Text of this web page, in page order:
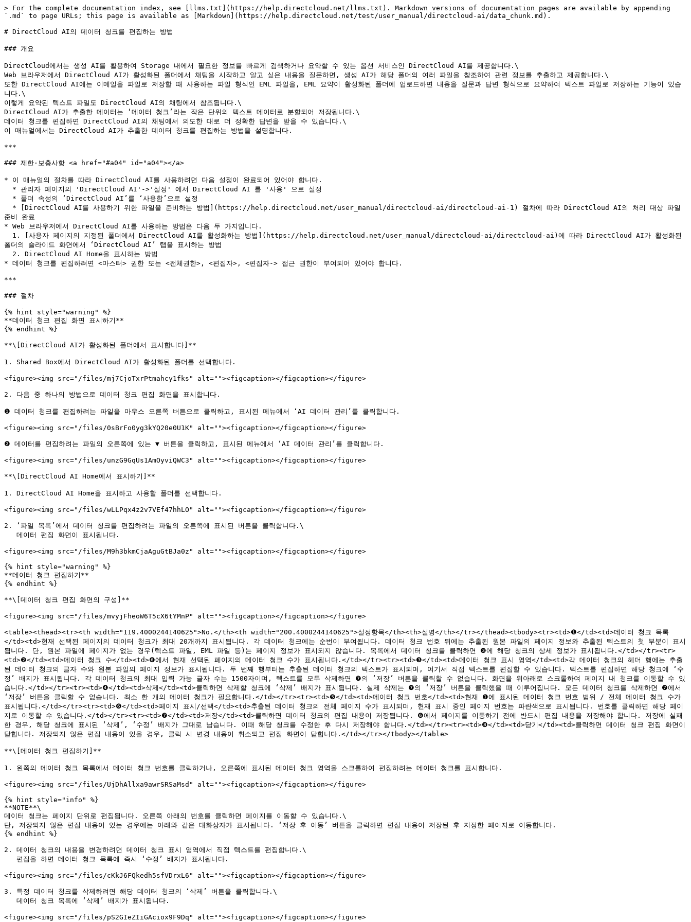
> For the complete documentation index, see [llms.txt](https://help.directcloud.net/llms.txt). Markdown versions of documentation pages are available by appending
`.md` to page URLs; this page is available as [Markdown](https://help.directcloud.net/test/user_manual/directcloud-ai/data_chunk.md).
# DirectCloud AI의 데이터 청크를 편집하는 방법
### 개요
DirectCloud에서는 생성 AI를 활용하여 Storage 내에서 필요한 정보를 빠르게 검색하거나 요약할 수 있는 옵션 서비스인 DirectCloud AI를 제공합니다.\
Web 브라우저에서 DirectCloud AI가 활성화된 폴더에서 채팅을 시작하고 알고 싶은 내용을 질문하면, 생성 AI가 해당 폴더의 여러 파일을 참조하여 관련 정보를 추출하고 제공합니다.\
또한 DirectCloud AI에는 이메일을 파일로 저장할 때 사용하는 파일 형식인 EML 파일을, EML 요약이 활성화된 폴더에 업로드하면 내용을 질문과 답변 형식으로 요약하여 텍스트 파일로 저장하는 기능이 있습
니다.\
이렇게 요약된 텍스트 파일도 DirectCloud AI의 채팅에서 참조됩니다.\
DirectCloud AI가 추출한 데이터는 ‘데이터 청크’라는 작은 단위의 텍스트 데이터로 분할되어 저장됩니다.\
데이터 청크를 편집하면 DirectCloud AI의 채팅에서 의도한 대로 더 정확한 답변을 받을 수 있습니다.\
이 매뉴얼에서는 DirectCloud AI가 추출한 데이터 청크를 편집하는 방법을 설명합니다.
***
### 제한·보충사항 <a href="#a04" id="a04"></a>
* 이 매뉴얼의 절차를 따라 DirectCloud AI를 사용하려면 다음 설정이 완료되어 있어야 합니다.
준비 완료
* Web 브라우저에서 DirectCloud AI를 사용하는 방법은 다음 두 가지입니다.
폴더의 슬라이드 화면에서 ‘DirectCloud AI’ 탭을 표시하는 방법
* 데이터 청크를 편집하려면 <마스터> 권한 또는 <전체권한>, <편집자>, <편집자-> 접근 권한이 부여되어 있어야 합니다.
***
### 절차
{% hint style="warning" %}
**데이터 청크 편집 화면 표시하기**
{% endhint %}
**\[DirectCloud AI가 활성화된 폴더에서 표시합니다]**
1. Shared Box에서 DirectCloud AI가 활성화된 폴더를 선택합니다.
<figure><img src="/files/mj7CjoTxrPtmahcy1fks" alt=""><figcaption></figcaption></figure>
2. 다음 중 하나의 방법으로 데이터 청크 편집 화면을 표시합니다.
❶ 데이터 청크를 편집하려는 파일을 마우스 오른쪽 버튼으로 클릭하고, 표시된 메뉴에서 ‘AI 데이터 관리’를 클릭합니다.
<figure><img src="/files/0sBrFo0yg3kYQ20e0U1K" alt=""><figcaption></figcaption></figure>
❷ 데이터를 편집하려는 파일의 오른쪽에 있는 ▼ 버튼을 클릭하고, 표시된 메뉴에서 ‘AI 데이터 관리’를 클릭합니다.
<figure><img src="/files/unzG9GqUs1AmOyviQWC3" alt=""><figcaption></figcaption></figure>
**\[DirectCloud AI Home에서 표시하기]**
1. DirectCloud AI Home을 표시하고 사용할 폴더를 선택합니다.
<figure><img src="/files/wLLPqx4z2v7VEf47hhLO" alt=""><figcaption></figcaption></figure>
2. ‘파일 목록’에서 데이터 청크를 편집하려는 파일의 오른쪽에 표시된 버튼을 클릭합니다.\
<figure><img src="/files/M9h3bkmCjaAguGtBJa0z" alt=""><figcaption></figcaption></figure>
{% hint style="warning" %}
**데이터 청크 편집하기**
{% endhint %}
**\[데이터 청크 편집 화면의 구성]**
<figure><img src="/files/mvyjFheoW6T5cX6tYMnP" alt=""><figcaption></figcaption></figure>
<table><thead><tr><th width="119.4000244140625">No.</th><th width="200.4000244140625">설정항목</th><th>설명</th></tr></thead><tbody><tr><td>❶</td><td>데이터 청크 목록
</td><td>현재 선택된 페이지의 데이터 청크가 최대 20개까지 표시됩니다. 각 데이터 청크에는 순번이 부여됩니다. 데이터 청크 번호 뒤에는 추출된 원본 파일의 페이지 정보와 추출된 텍스트의 첫 부분이 표시
됩니다. 단, 원본 파일에 페이지가 없는 경우(텍스트 파일, EML 파일 등)는 페이지 정보가 표시되지 않습니다. 목록에서 데이터 청크를 클릭하면 ❸에 해당 청크의 상세 정보가 표시됩니다.</td></tr><tr>
<td>❷</td><td>데이터 청크 수</td><td>❻에서 현재 선택된 페이지의 데이터 청크 수가 표시됩니다.</td></tr><tr><td>❸</td><td>데이터 청크 표시 영역</td><td>각 데이터 청크의 헤더 행에는 추출
된 데이터 청크의 글자 수와 원본 파일의 페이지 정보가 표시됩니다. 두 번째 행부터는 추출된 데이터 청크의 텍스트가 표시되며, 여기서 직접 텍스트를 편집할 수 있습니다. 텍스트를 편집하면 해당 청크에 ‘수
정’ 배지가 표시됩니다. 각 데이터 청크의 최대 입력 가능 글자 수는 1500자이며, 텍스트를 모두 삭제하면 ❼의 ‘저장’ 버튼을 클릭할 수 없습니다. 화면을 위아래로 스크롤하여 페이지 내 청크를 이동할 수 있
습니다.</td></tr><tr><td>❹</td><td>삭제</td><td>클릭하면 삭제할 청크에 ‘삭제’ 배지가 표시됩니다. 실제 삭제는 ❼의 ‘저장’ 버튼을 클릭했을 때 이루어집니다. 모든 데이터 청크를 삭제하면 ❼에서
‘저장’ 버튼을 클릭할 수 없습니다. 최소 한 개의 데이터 청크가 필요합니다.</td></tr><tr><td>❺</td><td>데이터 청크 번호</td><td>현재 ❶에 표시된 데이터 청크 번호 범위 / 전체 데이터 청크 수가
표시됩니다.</td></tr><tr><td>❻</td><td>페이지 표시/선택</td><td>추출된 데이터 청크의 전체 페이지 수가 표시되며, 현재 표시 중인 페이지 번호는 파란색으로 표시됩니다. 번호를 클릭하면 해당 페이
지로 이동할 수 있습니다.</td></tr><tr><td>❼</td><td>저장</td><td>클릭하면 데이터 청크의 편집 내용이 저장됩니다. ❻에서 페이지를 이동하기 전에 반드시 편집 내용을 저장해야 합니다. 저장에 실패
한 경우, 해당 청크에 표시된 ‘삭제’, ‘수정’ 배지가 그대로 남습니다. 이때 해당 청크를 수정한 후 다시 저장해야 합니다.</td></tr><tr><td>❽</td><td>닫기</td><td>클릭하면 데이터 청크 편집 화면이
닫힙니다. 저장되지 않은 편집 내용이 있을 경우, 클릭 시 변경 내용이 취소되고 편집 화면이 닫힙니다.</td></tr></tbody></table>
**\[데이터 청크 편집하기]**
1. 왼쪽의 데이터 청크 목록에서 데이터 청크 번호를 클릭하거나, 오른쪽에 표시된 데이터 청크 영역을 스크롤하여 편집하려는 데이터 청크를 표시합니다.
<figure><img src="/files/UjDhAllxa9awrSRSaMsd" alt=""><figcaption></figcaption></figure>
{% hint style="info" %}
**NOTE**\
데이터 청크는 페이지 단위로 편집됩니다. 오른쪽 아래의 번호를 클릭하면 페이지를 이동할 수 있습니다.\
단, 저장되지 않은 편집 내용이 있는 경우에는 아래와 같은 대화상자가 표시됩니다. ‘저장 후 이동’ 버튼을 클릭하면 편집 내용이 저장된 후 지정한 페이지로 이동합니다.
{% endhint %}
2. 데이터 청크의 내용을 변경하려면 데이터 청크 표시 영역에서 직접 텍스트를 편집합니다.\
<figure><img src="/files/cKkJ6FQkedh5sfVDrxL6" alt=""><figcaption></figcaption></figure>
3. 특정 데이터 청크를 삭제하려면 해당 데이터 청크의 ‘삭제’ 버튼을 클릭합니다.\
<figure><img src="/files/pS2GIeZIiGAciox9F9Dq" alt=""><figcaption></figcaption></figure>